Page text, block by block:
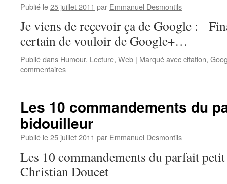
Publié le25 juillet 2011 par Emmanuel Desmontils
Je viens de reçevoir ça de Google :
certain de vouloir de Google+…
Publié dans Humour, Lecture, Web | Marqué aveccitation,
commentaires
Les 10 commandements du
bidouilleur
Publié le25 juillet 2011 par Emmanuel Desmontils
Les 10 commandements du parfait
Christian Doucet